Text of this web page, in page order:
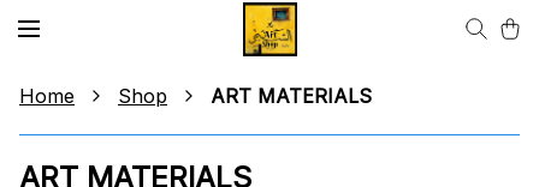
Home Shop ART MATERIALS
ART MATERIALS